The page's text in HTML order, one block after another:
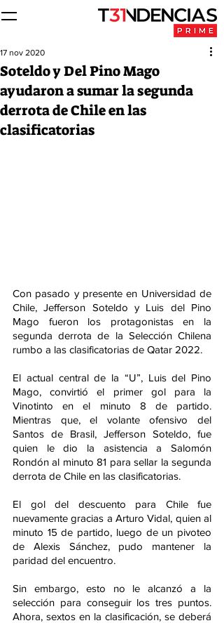
Soteldo y Del Pino Mago
ayudaron a sumar la segunda
derrota de Chile en las
clasificatorias
17 nov 2020
Con pasado y presente en Universidad de
Chile, Jefferson Soteldo y Luis del Pino
Mago fueron los protagonistas en la
segunda derrota de la Selección Chilena
rumbo a las clasificatorias de Qatar 2022.
El actual central de la “U”, Luis del Pino
Mago, convirtió el primer gol para la
Vinotinto en el minuto 8 de partido.
Mientras que, el volante ofensivo del
Santos de Brasil, Jefferson Soteldo, fue
quien le dio la asistencia a Salomón
Rondón al minuto 81 para sellar la segunda
derrota de Chile en las clasificatorias.
El gol del descuento para Chile fue
nuevamente gracias a Arturo Vidal, quien al
minuto 15 de partido, luego de un pivoteo
de Alexis Sánchez, pudo mantener la
paridad del encuentro.
Sin embargo, esto no le alcanzó a la
selección para conseguir los tres puntos.
Ahora, sextos en la clasificación, se deberá